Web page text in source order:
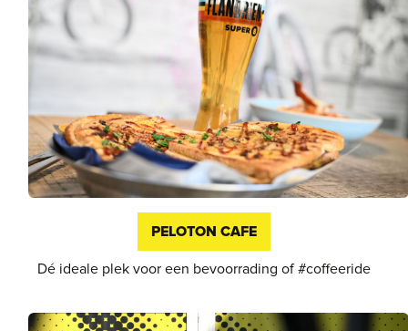
PELOTON CAFE
Dé ideale plek voor een bevoorrading of #coffeeride